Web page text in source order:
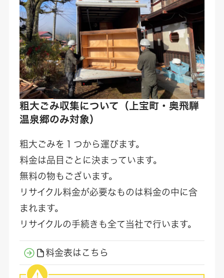
粗大ごみ収集について （上宝町・奥飛騨
温泉郷のみ対象）
粗大ごみを１つから運びます。
料金は品目ごとに決まっています。
無料の物もございます。
リサイクル料金が必要なものは料金の中に含
まれます。
リサイクルの手続きも全て当社で行います。
料金表はこちら